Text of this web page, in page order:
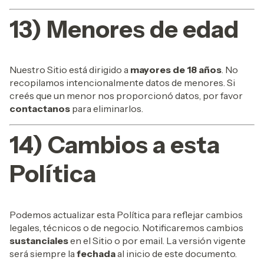
13) Menores de edad
Nuestro Sitio está dirigido a mayores de 18 años. No
recopilamos intencionalmente datos de menores. Si
creés que un menor nos proporcionó datos, por favor
contactanos para eliminarlos.
14) Cambios a esta
Política
Podemos actualizar esta Política para reflejar cambios
legales, técnicos o de negocio. Notificaremos cambios
sustancialesen el Sitio o por email. La versión vigente
será siempre la fechadaal inicio de este documento.